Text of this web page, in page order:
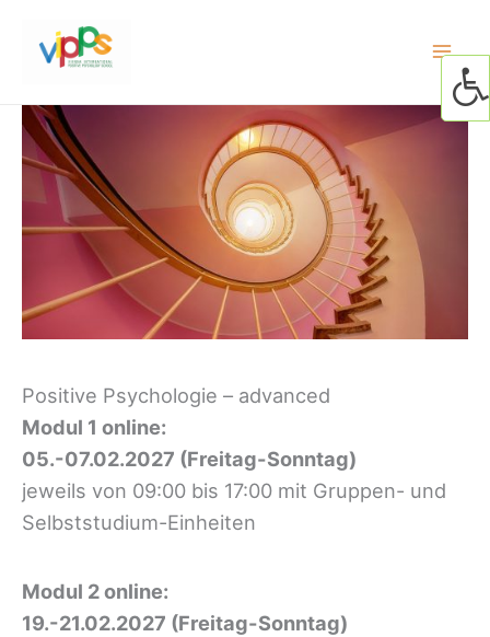
Positive Psychologie – advanced
Modul 1 online:
05.-07.02.2027 (Freitag-Sonntag)
jeweils von 09:00 bis 17:00 mit Gruppen- und
Selbststudium-Einheiten
Modul 2 online:
19.-21.02.2027 (Freitag-Sonntag)